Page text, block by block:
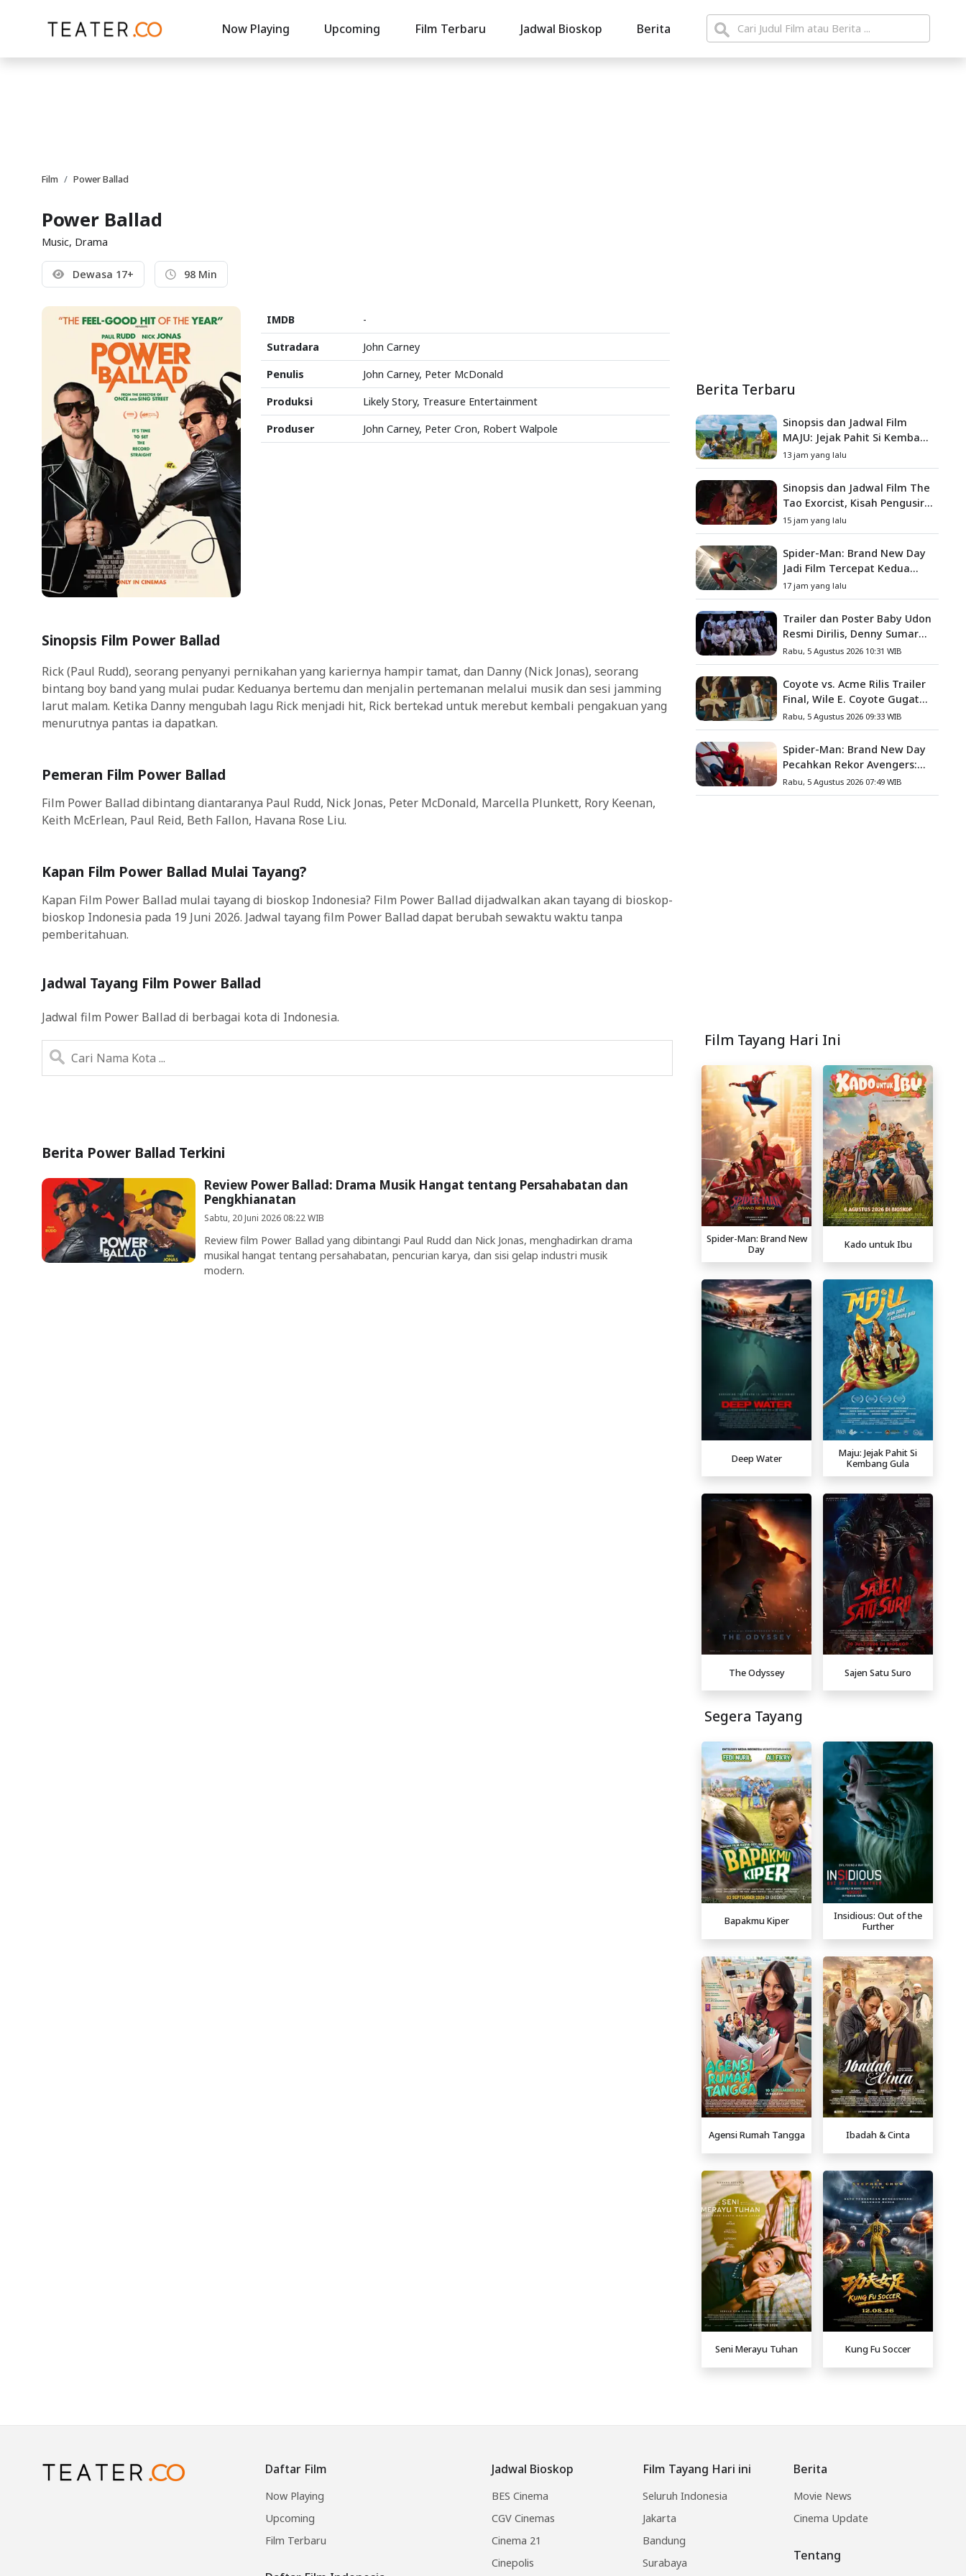
Now Playing Upcoming Film Terbaru Jadwal Bioskop Berita
Film Power Ballad
Power Ballad
Music, Drama
Dewasa 17+ 98 Min
Sinopsis Film Power Ballad
Rick (Paul Rudd), seorang penyanyi pernikahan yang kariernya hampir tamat, dan Danny (Nick Jonas), seorang
bintang boy band yang mulai pudar. Keduanya bertemu dan menjalin pertemanan melalui musik dan sesi jamming
larut malam. Ketika Danny mengubah lagu Rick menjadi hit, Rick bertekad untuk merebut kembali pengakuan yang
menurutnya pantas ia dapatkan.
Pemeran Film Power Ballad
Film Power Ballad dibintang diantaranya Paul Rudd, Nick Jonas, Peter McDonald, Marcella Plunkett, Rory Keenan,
Keith McErlean, Paul Reid, Beth Fallon, Havana Rose Liu.
Kapan Film Power Ballad Mulai Tayang?
Kapan Film Power Ballad mulai tayang di bioskop Indonesia? Film Power Ballad dijadwalkan akan tayang di bioskop-
bioskop Indonesia pada 19 Juni 2026. Jadwal tayang film Power Ballad dapat berubah sewaktu waktu tanpa
pemberitahuan.
Jadwal Tayang Film Power Ballad
Jadwal film Power Ballad di berbagai kota di Indonesia.
IMDB
-
Sutradara
John Carney
Penulis
John Carney, Peter McDonald
Produksi
Likely Story, Treasure Entertainment
Produser
John Carney, Peter Cron, Robert Walpole
Berita Power Ballad Terkini
Review Power Ballad: Drama Musik Hangat tentang Persahabatan dan
Pengkhianatan
Sabtu, 20 Juni 2026 08:22 WIB
Review film Power Ballad yang dibintangi Paul Rudd dan Nick Jonas, menghadirkan drama
musikal hangat tentang persahabatan, pencurian karya, dan sisi gelap industri musik
modern.
Berita Terbaru
Sinopsis dan Jadwal Film
MAJU: Jejak Pahit Si Kembang
Gula, Misteri Hilangnya
Bagas di Lokasi Jambore
13 jam yang lalu
Sinopsis dan Jadwal Film The
Tao Exorcist, Kisah Pengusir
Setan Melawan Kutukan
Mematikan
15 jam yang lalu
Spider-Man: Brand New Day
Jadi Film Tercepat Kedua
yang Berhasil Tembus US$1
Miliar
17 jam yang lalu
Trailer dan Poster Baby Udon
Resmi Dirilis, Denny Sumargo
Angkat Kisah Nyata Fanny
Kondoh
Rabu, 5 Agustus 2026 10:31 WIB
Coyote vs. Acme Rilis Trailer
Final, Wile E. Coyote Gugat
Acme Corporation ke
Pengadilan
Rabu, 5 Agustus 2026 09:33 WIB
Spider-Man: Brand New Day
Pecahkan Rekor Avengers:
Endgame, Cetak Debut Box
Office Terbesar Sepanjang
Rabu, 5 Agustus 2026 07:49 WIB
Film Tayang Hari Ini
Spider-Man: Brand New
Day
Kado untuk Ibu
Deep Water
Maju: Jejak Pahit Si
Kembang Gula
The Odyssey Sajen Satu Suro
Segera Tayang
Bapakmu Kiper
Insidious: Out of the
Further
Agensi Rumah Tangga Ibadah & Cinta
Seni Merayu Tuhan Kung Fu Soccer
Daftar Film
Now Playing
Upcoming
Film Terbaru
Jadwal Bioskop
BES Cinema
CGV Cinemas
Cinema 21
Cinepolis
Film Tayang Hari ini
Seluruh Indonesia
Jakarta
Bandung
Surabaya
Berita
Movie News
Cinema Update
Tentang